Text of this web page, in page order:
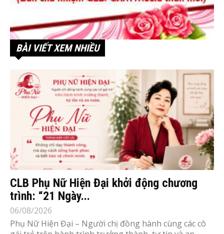
BÀI VIẾT XEM NHIỀU
CLB Phụ Nữ Hiện Đại khởi động chương
trình: “21 Ngày...
06/08/2026
Phụ Nữ Hiện Đại – Người chị đồng hành cùng các cô